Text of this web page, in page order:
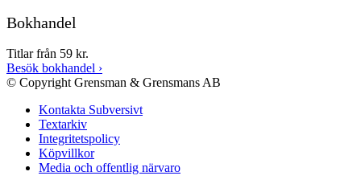
Bokhandel
Titlar från 59 kr.
Besök bokhandel ›
© Copyright Grensman & Grensmans AB
Kontakta Subversivt
Textarkiv
Integritetspolicy
Köpvillkor
Media och offentlig närvaro